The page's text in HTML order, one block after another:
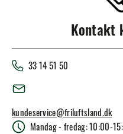
Kontakt
33 14 51 50
kundeservice@friluftsland.dk
Mandag - fredag: 10:00-